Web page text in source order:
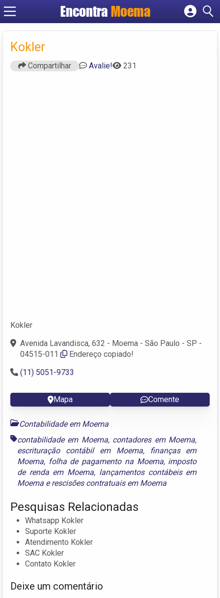
Encontra Moema
Kokler
Compartilhar Avalie! 231
Kokler
Avenida Lavandisca, 632 - Moema - São Paulo - SP -
04515-011
Endereço copiado!
(11) 5051-9733
Mapa Comente
Contabilidade em Moema
contabilidade em Moema, contadores em Moema,
escrituração contábil em Moema,
finanças em
Moema, folha de pagamento na Moema, imposto
de renda em Moema, lançamentos contábeis em
Moema erescisões contratuais em Moema
Pesquisas Relacionadas
Whatsapp Kokler
Suporte Kokler
Atendimento Kokler
SAC Kokler
Contato Kokler
Deixe um comentário